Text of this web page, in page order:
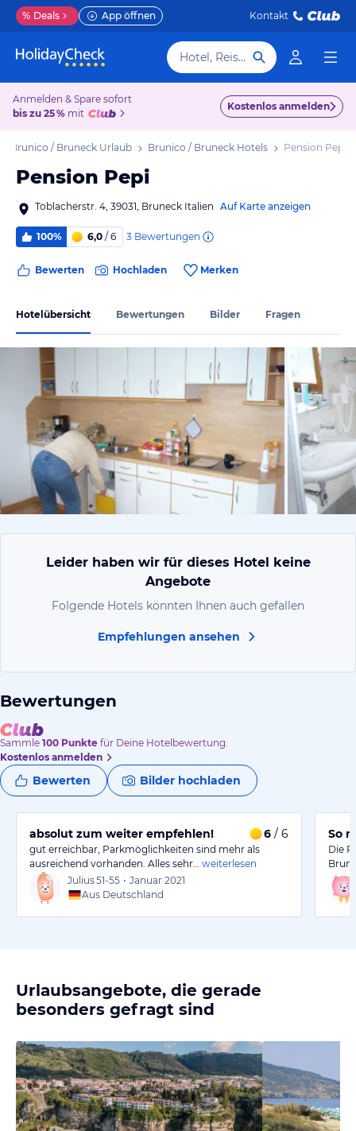
% Deals App öffnen Kontakt
Hotel, Reiseziel
Anmelden & Spare sofort
bis zu 25 % mit
Kostenlos anmelden
Brunico / Bruneck Urlaub Brunico / Bruneck Hotels Pension Pepi
Pension Pepi
Toblacherstr. 4, 39031, Bruneck Italien Auf Karte anzeigen
100% 6,0 / 6 3 Bewertungen
Bewerten Hochladen Merken
Hotelübersicht Bewertungen Bilder Fragen
von Petra
Leider haben wir für dieses Hotel keine
Angebote
Folgende Hotels könnten Ihnen auch gefallen
Empfehlungen ansehen
Bewertungen
Sammle 100 Punkte für Deine Hotelbewertung.
Kostenlos anmelden
Bewerten Bilder hochladen
absolut zum weiter empfehlen! 6 / 6
gut erreichbar, Parkmöglichkeiten sind mehr als
ausreichend vorhanden. Alles sehr…
weiterlesen
Julius51-55 • Januar 2021
Aus Deutschland
So
Die
Urlaubsangebote, die gerade
besonders gefragt sind